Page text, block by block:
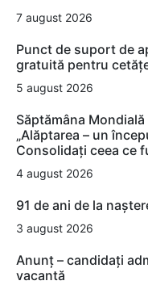
7 august 2026
Punct de suport de
gratuită pentru
5 august 2026
Săptămâna
„Alăptarea – un
Consolidați ceea ce
4 august 2026
91 de ani de la
3 august 2026
Anunț – candidați
vacantă